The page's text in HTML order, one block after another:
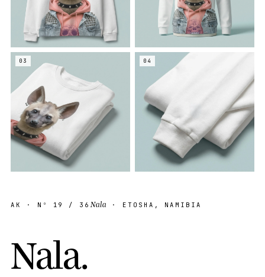
03 04
AK · Nº 19 / 36Nala · ETOSHA, NAMIBIA
Nala.